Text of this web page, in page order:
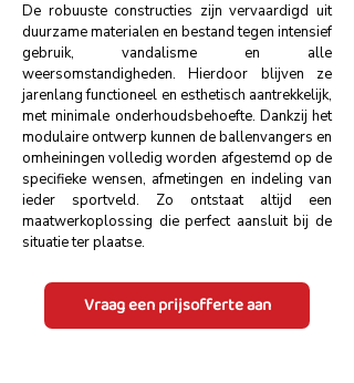
De robuuste constructies zijn vervaardigd uit
duurzame materialen en bestand tegen intensief
gebruik, vandalisme en alle
weersomstandigheden. Hierdoor blijven ze
jarenlang functioneel en esthetisch aantrekkelijk,
met minimale onderhoudsbehoefte. Dankzij het
modulaire ontwerp kunnen de ballenvangers en
omheiningen volledig worden afgestemd op de
specifieke wensen, afmetingen en indeling van
ieder sportveld. Zo ontstaat altijd een
maatwerkoplossing die perfect aansluit bij de
situatie ter plaatse.
Vraag een prijsofferte aan